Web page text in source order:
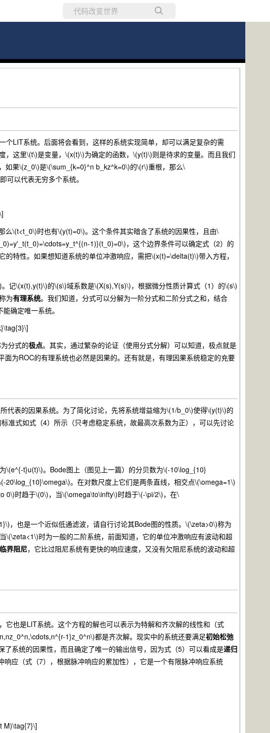
个LIT系统。后面将会看到，这样的系统实现简单，却可以满足复杂的需
这里\(t\)是变量，\(x(t)\)为确定的函数，\(y(t)\)则是待求的变量。而且我们
如果\(z_0\)是\(\sum_{k=0}^n b_kz^k=0\)的\(r\)重根，那么\
以代表无穷多个系统。
么\(t<t_0\)时也有\(y(t)=0\)。这个条件其实暗含了系统的因果性，且由\
1)}(t_0)=0\)，这个边界条件可以确定式（2）的
特性。如果想知道系统的单位冲激响应，需把\(x(t)=\delta(t)\)带入方程，
\(x(t),y(t)\)的\(s\)域系数是\(X(s),Y(s)\)，根据微分性质计算式（1）的\(s\)
为有理系统。我们知道，分式可以分解为一阶分式和二阶分式之和，结合
确定唯一系统。
分式的极点。其实，通过繁杂的论证（使用分式分解）可以知道，极点就是
为ROC的有理系统也必然是因果的。还有就是，有理因果系统稳定的充要
表的因果系统。为了简化讨论，先将系统增益缩为\(1/b_0\)使得\(y(t)\)的
式如式（4）所示（只考虑稳定系统，故最高次系数为正），可以先讨论
t}u(t)\)。Bode图上（图见上一篇）的分贝数为\(-10\log_{10}
。在对数尺度上它们是两条直线，相交点\(\omega=1\)
0\)时趋于\(0\)，当\(\omega\to\infty\)时趋于\(-\pi/2\)，在\
也是一个近似低通滤波，请自行讨论其Bode图的性质。\(\zeta>0\)称为
\(\zeta<1\)时为一般的二阶系统，前面知道，它的单位冲激响应有波动和超
临界阻尼，它比过阻尼系统有更快的响应速度，又没有欠阻尼系统的波动和超
，它也是LIT系统。这个方程的解也可以表示为特解和齐次解的线性和（式
1}z_0^n\)都是齐次解。现实中的系统还要满足初始松弛
系统的因果性，而且确定了唯一的输出信号，因为式（5）可以看成是递归
应（式（7），根据脉冲响应的累加性），它是一个有限脉冲响应系统
M)\tag{7}\]